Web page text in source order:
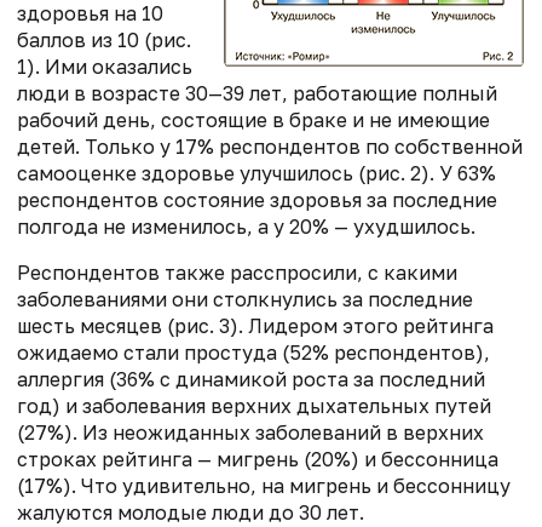
здоровья на 10
баллов из 10 (рис.
1). Ими оказались
люди в возрасте 30—39 лет, работающие полный
рабочий день, состоящие в браке и не имеющие
детей. Только у 17% респондентов по собственной
самооценке здоровье улучшилось (рис. 2). У 63%
респондентов состояние здоровья за последние
полгода не изменилось, а у 20% — ухудшилось.
Респондентов также расспросили, с какими
заболеваниями они столкнулись за последние
шесть месяцев (рис. 3). Лидером этого рейтинга
ожидаемо стали простуда (52% респондентов),
аллергия (36% с динамикой роста за последний
год) и заболевания верхних дыхательных путей
(27%). Из неожиданных заболеваний в верхних
строках рейтинга — мигрень (20%) и бессонница
(17%). Что удивительно, на мигрень и бессонницу
жалуются молодые люди до 30 лет.